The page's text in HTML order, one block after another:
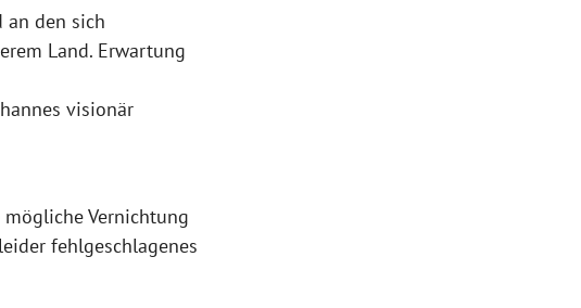
an den sich
Land. Erwartung
visionär
Vernichtung
fehlgeschlagenes